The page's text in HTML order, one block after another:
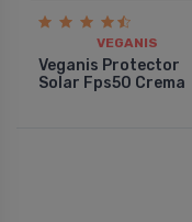
VEGANIS
Veganis Protector
Solar Fps50 Crema